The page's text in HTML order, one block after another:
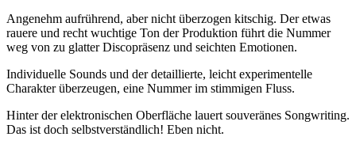
Angenehm aufrührend, aber nicht überzogen kitschig. Der etwas
rauere und recht wuchtige Ton der Produktion führt die Nummer
weg von zu glatter Discopräsenz und seichten Emotionen.
Individuelle Sounds und der detaillierte, leicht experimentelle
Charakter überzeugen, eine Nummer im stimmigen Fluss.
Hinter der elektronischen Oberfläche lauert souveränes Songwriting.
Das ist doch selbstverständlich! Eben nicht.